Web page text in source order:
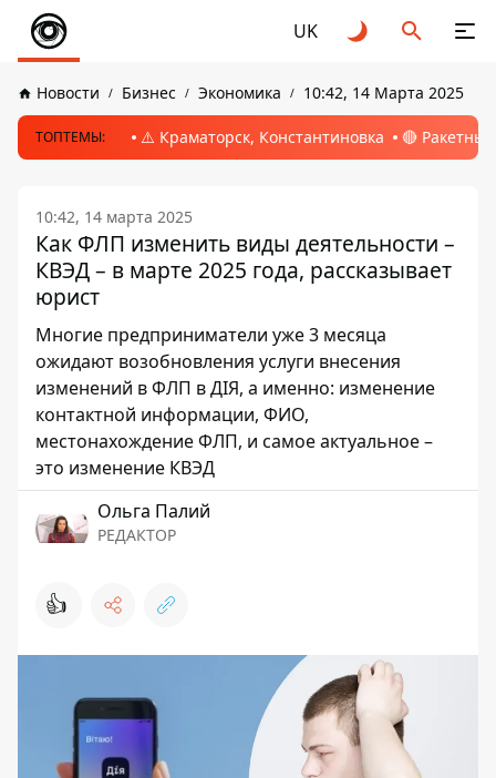
UK
Новости Бизнес Экономика 10:42, 14 Марта 2025
ТОПТЕМЫ: ⚠️ Краматорск, Константиновка 🔴
10:42, 14 марта 2025
Как ФЛП изменить виды деятельности –
КВЭД – в марте 2025 года, рассказывает
юрист
Многие предприниматели уже 3 месяца
ожидают возобновления услуги внесения
изменений в ФЛП в ДІЯ, а именно: изменение
контактной информации, ФИО,
местонахождение ФЛП, и самое актуальное –
это изменение КВЭД
Ольга Палий
РЕДАКТОР
👍